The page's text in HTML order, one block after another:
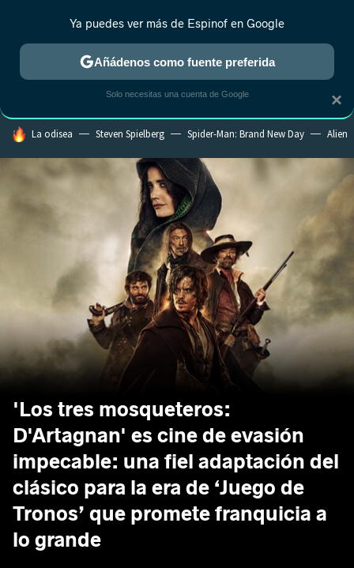
ESTRENOS REALITY ANIME RANKINGS CINE
HOY SE HABLA DE
La odisea Steven Spielberg Spider-Man: Brand New Day Alien
'Los tres mosqueteros:
D'Artagnan' es cine de evasión
impecable: una fiel adaptación del
clásico para la era de ‘Juego de
Tronos’ que promete franquicia a
lo grande
×
Ya puedes ver más de Espinof en Google
Añádenos como fuente preferida
Solo necesitas una cuenta de Google